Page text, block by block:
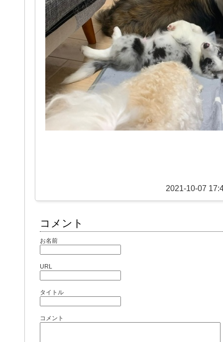
2021-10-07
コメント
お名前
URL
タイトル
コメント